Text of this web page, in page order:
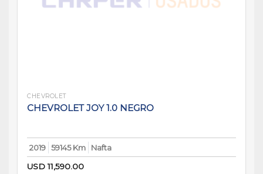
CHEVROLET
CHEVROLET JOY 1.0 NEGRO
2019 59145 Km
Nafta
USD11,590.00